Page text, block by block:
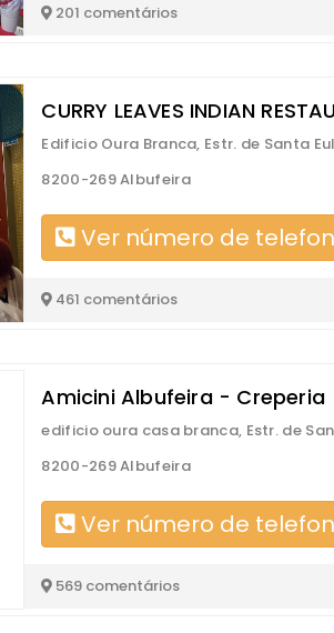
201 comentários
CURRY LEAVES INDIAN
Edificio Oura Branca, Estr. de Santa
8200-269 Albufeira
Ver número de
461 comentários
Amicini Albufeira - Creperia
edificio oura casa branca, Estr. de
8200-269 Albufeira
Ver número de
569 comentários